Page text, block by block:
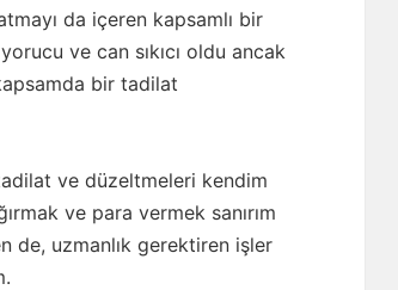
da içeren kapsamlı bir
ve can sıkıcı oldu ancak
bir tadilat
ve düzeltmeleri kendim
ve para vermek sanırım
de, uzmanlık gerektiren işler